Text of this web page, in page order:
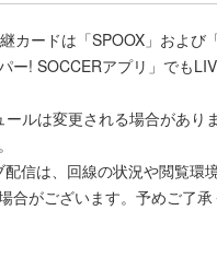
カードは「SPOOX」および
ー! SOCCERアプリ」でも
ールは変更される場合があり
配信は、回線の状況や閲覧環
合がございます。予めご了承